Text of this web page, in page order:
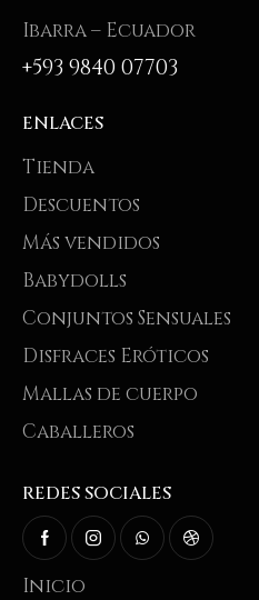
Ibarra – Ecuador
+593 9840 07703
ENLACES
Tienda
Descuentos
Más vendidos
Babydolls
Conjuntos Sensuales
Disfraces Eróticos
Mallas de cuerpo
Caballeros
REDES SOCIALES
Inicio